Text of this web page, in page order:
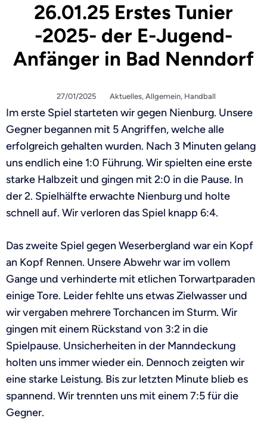
26.01.25 Erstes Tunier
-2025- der E-Jugend-
Anfänger in Bad Nenndorf
27/01/2025 Aktuelles, Allgemein, Handball
Im erste Spiel starteten wir gegen Nienburg. Unsere
Gegner begannen mit 5 Angriffen, welche alle
erfolgreich gehalten wurden. Nach 3 Minuten gelang
uns endlich eine 1:0 Führung. Wir spielten eine erste
starke Halbzeit und gingen mit 2:0 in die Pause. In
der 2. Spielhälfte erwachte Nienburg und holte
schnell auf. Wir verloren das Spiel knapp 6:4.
Das zweite Spiel gegen Weserbergland war ein Kopf
an Kopf Rennen. Unsere Abwehr war im vollem
Gange und verhinderte mit etlichen Torwartparaden
einige Tore. Leider fehlte uns etwas Zielwasser und
wir vergaben mehrere Torchancen im Sturm. Wir
gingen mit einem Rückstand von 3:2 in die
Spielpause. Unsicherheiten in der Manndeckung
holten uns immer wieder ein. Dennoch zeigten wir
eine starke Leistung. Bis zur letzten Minute blieb es
spannend. Wir trennten uns mit einem 7:5 für die
Gegner.